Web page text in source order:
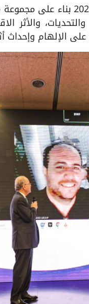
وتم اختيار الفائزات بجائزة
والأثر
الإلهام وإحداث